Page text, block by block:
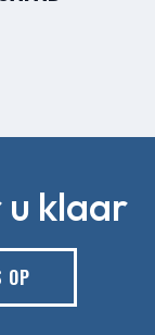
klaar
OP